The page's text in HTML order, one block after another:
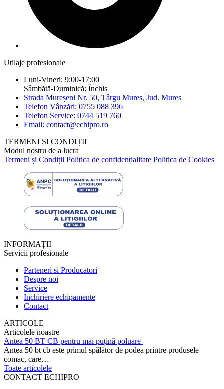
Utilaje profesionale
Luni-Vineri: 9:00-17:00
Sâmbătă-Duminică: Închis
Strada Mureșeni Nr. 50, Târgu Mureș, Jud. Mureș
Telefon Vânzări: 0755 088 396
Telefon Service: 0744 519 760
Email: contact@echipro.ro
TERMENI ȘI CONDIȚII
Modul nostru de a lucra
Termeni și Condiții Politica de confidențialitate Politica de Cookies
INFORMAȚII
Servicii profesionale
Parteneri si Producatori
Despre noi
Service
Inchiriere echipamente
Contact
ARTICOLE
Articolele noastre
Antea 50 BT CB pentru mai puțină poluare
Antea 50 bt cb este primul spălător de podea printre produsele
comac, care…
Toate articolele
CONTACT ECHIPRO